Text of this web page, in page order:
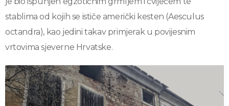
stablima od kojih se ističe američki kesten (Aesculus
octandra), kao jedini takav primjerak u povijesnim
vrtovima sjeverne Hrvatske.